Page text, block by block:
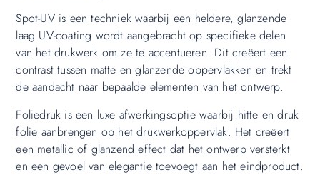
Spot-UV is een techniek waarbij een heldere, glanzende
laag UV-coating wordt aangebracht op specifieke delen
van het drukwerk om ze te accentueren. Dit creëert een
contrast tussen matte en glanzende oppervlakken en trekt
de aandacht naar bepaalde elementen van het ontwerp.
Foliedruk is een luxe afwerkingsoptie waarbij hitte en druk
folie aanbrengen op het drukwerkoppervlak. Het creëert
een metallic of glanzend effect dat het ontwerp versterkt
en een gevoel van elegantie toevoegt aan het eindproduct.